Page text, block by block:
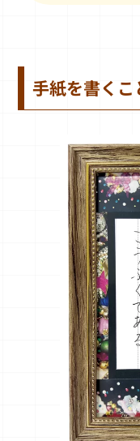
手紙を書く